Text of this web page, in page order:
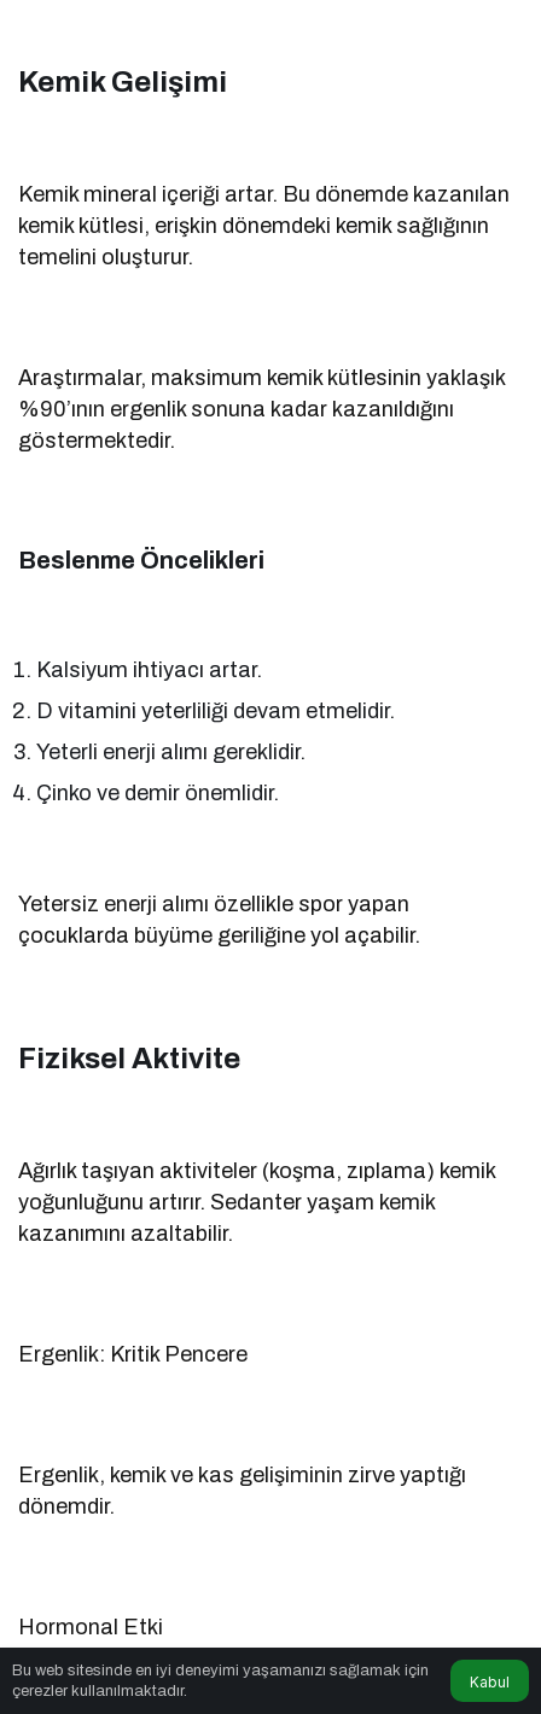
Kemik Gelişimi
Kemik mineral içeriği artar. Bu dönemde kazanılan
kemik kütlesi, erişkin dönemdeki kemik sağlığının
temelini oluşturur.
Araştırmalar, maksimum kemik kütlesinin yaklaşık
%90’ının ergenlik sonuna kadar kazanıldığını
göstermektedir.
Beslenme Öncelikleri
Kalsiyum ihtiyacı artar.
D vitamini yeterliliği devam etmelidir.
Yeterli enerji alımı gereklidir.
Çinko ve demir önemlidir.
Yetersiz enerji alımı özellikle spor yapan
çocuklarda büyüme geriliğine yol açabilir.
Fiziksel Aktivite
Ağırlık taşıyan aktiviteler (koşma, zıplama) kemik
yoğunluğunu artırır. Sedanter yaşam kemik
kazanımını azaltabilir.
Ergenlik: Kritik Pencere
Ergenlik, kemik ve kas gelişiminin zirve yaptığı
dönemdir.
Hormonal Etki
Bu web sitesinde en iyi deneyimi yaşamanızı sağlamak için
çerezler kullanılmaktadır.
Kabul